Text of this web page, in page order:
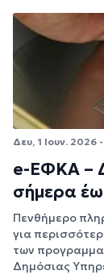
Δευ, 1 Ιουν. 2026
e-ΕΦΚΑ –
σήμερα
Πενθήμερο
για
των
Δημόσιας